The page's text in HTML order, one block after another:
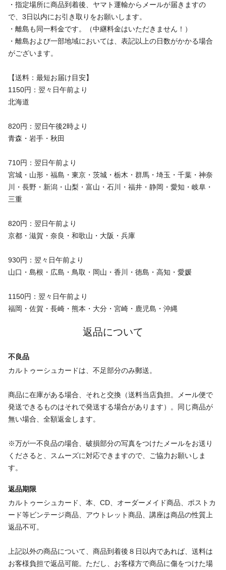
・指定場所に商品到着後、ヤマト運輸からメールが届きますの
で、3日以内にお引き取りをお願いします。
・離島も同一料金です。（中継料金はいただきません！）
・離島および一部地域においては、表記以上の日数がかかる場合
がございます。
【送料：最短お届け目安】
1150円：翌々日午前より
北海道
820円：翌日午後2時より
青森・岩手・秋田
710円：翌日午前より
宮城・山形・福島・東京・茨城・栃木・群馬・埼玉・千葉・神奈
川・長野・新潟・山梨・富山・石川・福井・静岡・愛知・岐阜・
三重
820円：翌日午前より
京都・滋賀・奈良・和歌山・大阪・兵庫
930円：翌々日午前より
山口・島根・広島・鳥取・岡山・香川・徳島・高知・愛媛
1150円：翌々日午前より
福岡・佐賀・長崎・熊本・大分・宮崎・鹿児島・沖縄
返品について
不良品
カルトゥーシュカードは、不足部分のみ郵送。
商品に在庫がある場合、それと交換（送料当店負担。メール便で
発送できるものはそれで発送する場合があります）。同じ商品が
無い場合、全額返金します。
※万が一不良品の場合、破損部分の写真をつけたメールをお送り
くださると、スムーズに対応できますので、ご協力お願いしま
す。
返品期限
カルトゥーシュカード、本、CD、オーダーメイド商品、ポストカ
ード等ビンテージ商品、アウトレット商品、講座は商品の性質上
返品不可。
上記以外の商品について、商品到着後８日以内であれば、送料は
お客様負担で返品可能。ただし、お客様方で商品に傷をつけた場